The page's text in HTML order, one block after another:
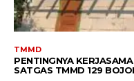
TMMD
PENTINGNYA
SATGAS TMMD 129